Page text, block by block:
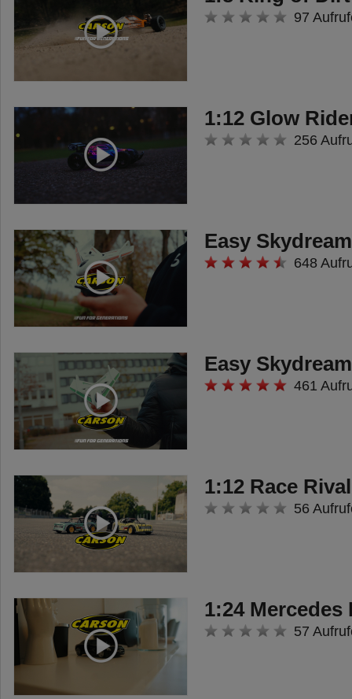
geeignet. Die Verpackung muss
aufbewahrt werden, da sie
wichtige Informationen enthält.
Die Abbildungen können sich von
dem in der Verpackung
befindlichen Produkt
unterscheiden. CARSON behält
sich das Recht vor,
Verbesserungen und Änderungen
zu jeder Zeit vorzunehmen.
97
1:12 Glow
256
Easy
648
Easy
461
1:12 Race
56
1:24 Mercedes
57